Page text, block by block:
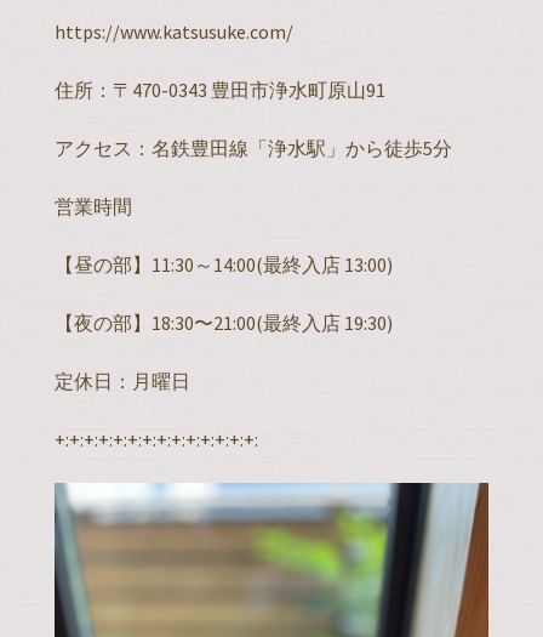
https://www.katsusuke.com/
住所：〒470-0343 豊田市浄水町原山91
アクセス：名鉄豊田線「浄水駅」から徒歩5分
営業時間
【昼の部】11:30～14:00(最終入店 13:00)
【夜の部】18:30〜21:00(最終入店 19:30)
定休日：月曜日
+:+:+:+:+:+:+:+:+:+:+:+:+:+: